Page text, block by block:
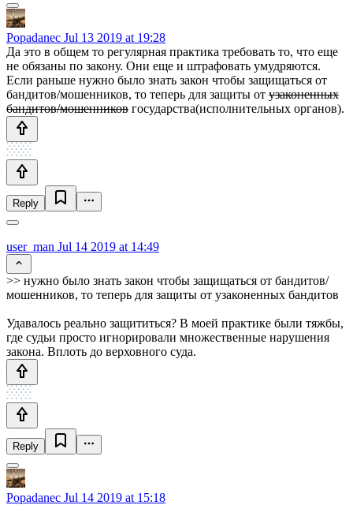
Popadanec Jul 13 2019 at 19:28
Да это в общем то регулярная практика требовать то, что еще
не обязаны по закону. Они еще и штрафовать умудряются.
Если раньше нужно было знать закон чтобы защищаться от
бандитов/мошенников, то теперь для защиты от узаконенных
бандитов/мошенников государства(исполнительных органов).
Reply
user_man Jul 14 2019 at 14:49
>> нужно было знать закон чтобы защищаться от бандитов/
мошенников, то теперь для защиты от узаконенных бандитов
Удавалось реально защититься? В моей практике были тяжбы,
где судьи просто игнорировали множественные нарушения
закона. Вплоть до верховного суда.
Reply
Popadanec Jul 14 2019 at 15:18